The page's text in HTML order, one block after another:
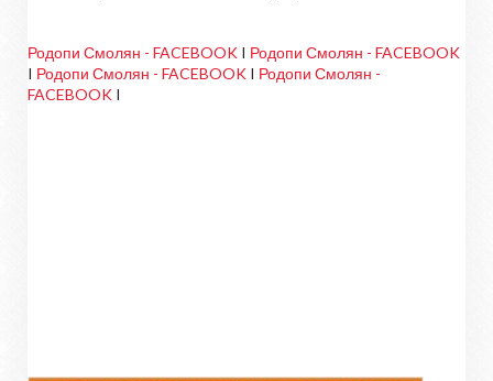
Родопи Смолян - FACEBOOK I Родопи Смолян - FACEBOOK
I Родопи Смолян - FACEBOOK I Родопи Смолян -
FACEBOOK I